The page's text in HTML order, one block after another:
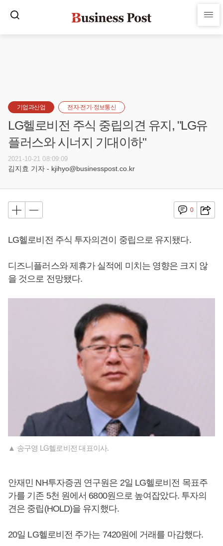
기업과산업 전자·전기·정보통신
LG헬로비전 주식 중립의견 유지, "LG유
플러스와 시너지 기대이하"
2021-10-21 08:09:09
김지효 기자 - kjihyo@businesspost.co.kr
0
LG헬로비전 주식 투자의견이 중립으로 유지됐다.
디즈니플러스와 제휴가 실적에 미치는 영향은 크지 않
을 것으로 전망됐다.
▲ 송구영 LG헬로비전 대표이사.
안재민 NH투자증권 연구원은 2일 LG헬로비전 목표주
가를 기존 5천 원에서 6800원으로 높여잡았다. 투자의
견은 중립(HOLD)을 유지했다.
20일 LG헬로비전 주가는 7420원에 거래를 마감했다.